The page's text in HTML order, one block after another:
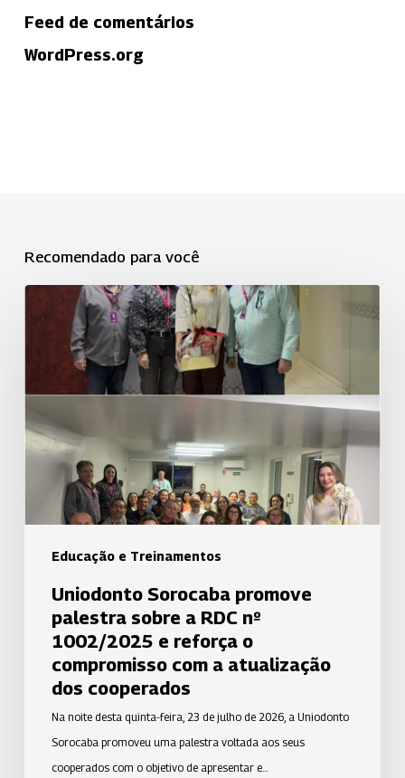
Feed de comentários
WordPress.org
Recomendado para você
Educação e Treinamentos
Uniodonto
Sorocaba
promove
palestra
sobre
a
RDC
1002/2025
e
reforça
compromisso
com
atualização
cooperados
Uniodonto Sorocaba promove
palestra sobre a RDC nº
1002/2025 e reforça o
compromisso com a atualização
dos cooperados
Na noite desta quinta-feira, 23 de julho de 2026, a Uniodonto
Sorocaba promoveu uma palestra voltada aos seus
cooperados com o objetivo de apresentar e…